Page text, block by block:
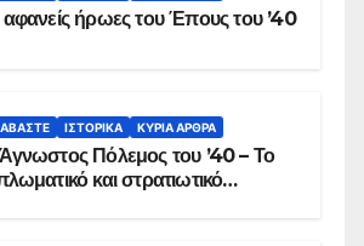
αφανείς ήρωες του Έπους του ’40
ΙΣΤΟΡΙΚΆ ΚΥΡΙΑ ΑΡΘΡΑ
Πόλεμος του ’40 – Το
και στρατιωτικό